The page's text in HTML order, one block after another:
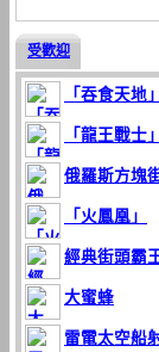
受歡迎
「吞食天地」
「龍王戰士」
俄羅斯方塊
「火鳳凰」
經典街頭霸
大蜜蜂
雷電太空船